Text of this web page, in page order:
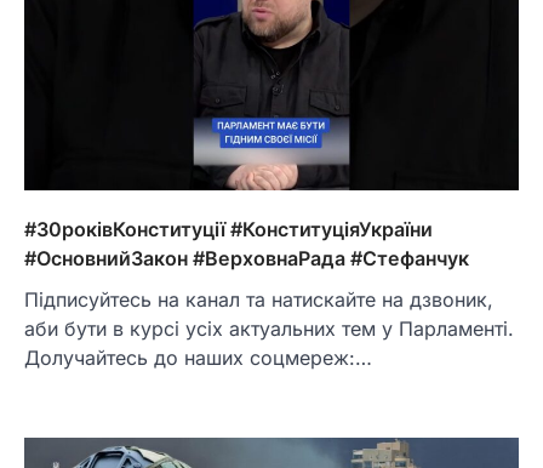
#30роківКонституції #КонституціяУкраїни
#ОсновнийЗакон #ВерховнаРада #Стефанчук
Підписуйтесь на канал та натискайте на дзвоник,
аби бути в курсі усіх актуальних тем у Парламенті.
Долучайтесь до наших соцмереж:…